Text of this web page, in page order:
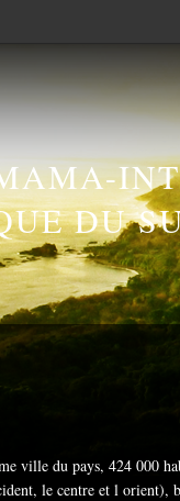
DU
ville du pays, 424 000
le centre et l orient),